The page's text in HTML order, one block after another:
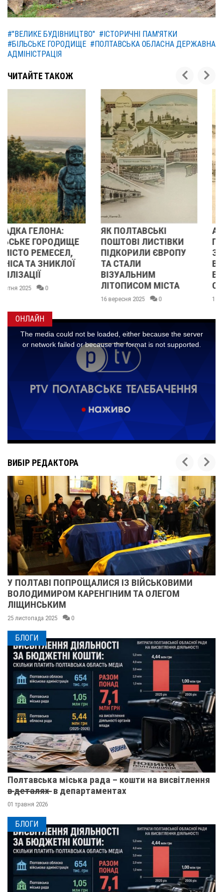
#"ВЕЛИКЕ БУДІВНИЦТВО" #ІСТОРИЧНІ ПАМ'ЯТКИ
#БІЛЬСЬКЕ ГОРОДИЩЕ #ПОЛТАВСЬКА ОБЛАСНА ДЕРЖАВНА
АДМІНІСТРАЦІЯ
ЧИТАЙТЕ ТАКОЖ
ЯК ПОЛТАВСЬКІ
ПОШТОВІ ЛИСТІВКИ
ПІДКОРИЛИ ЄВРОПУ
ТА СТАЛИ
ВІЗУАЛЬНИМ
ЛІТОПИСОМ МІСТА
А ЧИ ЗНАЄТЕ ВИ, ЩО У
ПОЛТАВІ
ЗБЕРІГАЄТЬСЯ
ВРЯТОВАНА КАМ’ЯНА
БАБА, ЯКУ МАЛЮВАВ
САМ ШЕВЧЕНКО?
15 серпня 2025
ОНЛАЙН
ВИБІР РЕДАКТОРА
У ПОЛТАВІ ПОПРОЩАЛИСЯ ІЗ ВІЙСЬКОВИМИ
ВОЛОДИМИРОМ КАРЕНГІНИМ ТА ОЛЕГОМ
ЛІЩИНСЬКИМ
25 листопада 2025 0
БЛОГИ
Полтавська міська рада – кошти на висвітлення
в̶ ̶д̶е̶т̶а̶л̶я̶х̶ ̶ в департаментах
01 травня 2026
БЛОГИ